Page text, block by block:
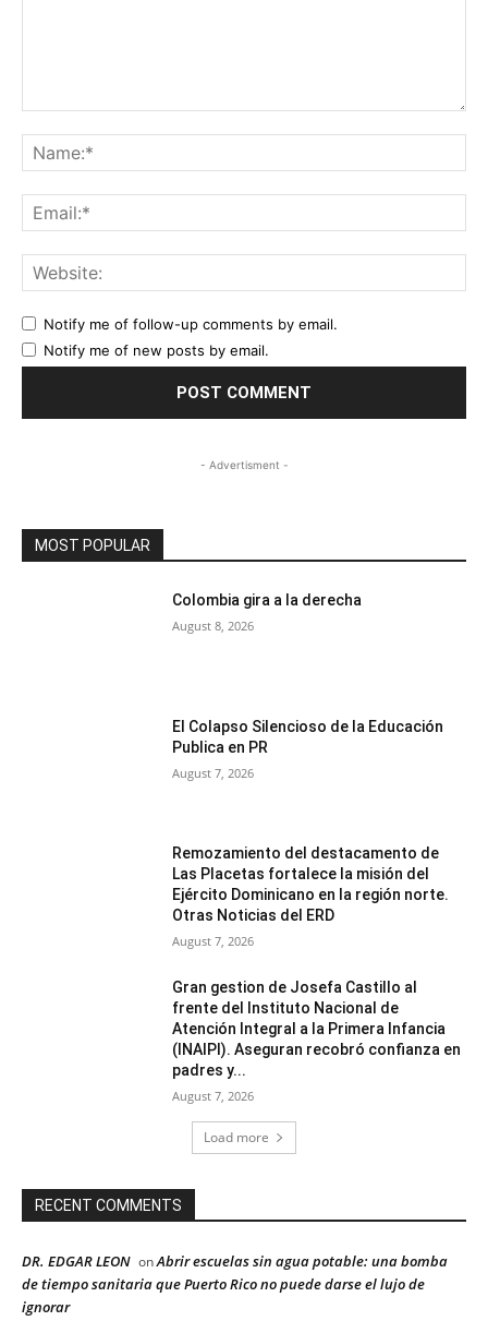
Notify me of follow-up comments by email.
Notify me of new posts by email.
- Advertisment -
MOST POPULAR
Colombia gira a la derecha
August 8, 2026
El Colapso Silencioso de la Educación
Publica en PR
August 7, 2026
Remozamiento del destacamento de
Las Placetas fortalece la misión del
Ejército Dominicano en la región norte.
Otras Noticias del ERD
August 7, 2026
Gran gestion de Josefa Castillo al
frente del Instituto Nacional de
Atención Integral a la Primera Infancia
(INAIPI). Aseguran recobró confianza en
padres y...
August 7, 2026
Load more
RECENT COMMENTS
DR. EDGAR LEON onAbrir escuelas sin agua potable: una bomba
de tiempo sanitaria que Puerto Rico no puede darse el lujo de
ignorar